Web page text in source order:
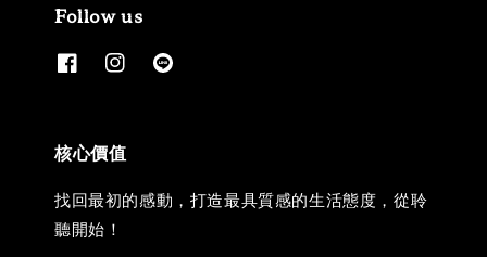
Follow us
核心價值
找回最初的感動，打造最具質感的生活態度，從聆
聽開始！